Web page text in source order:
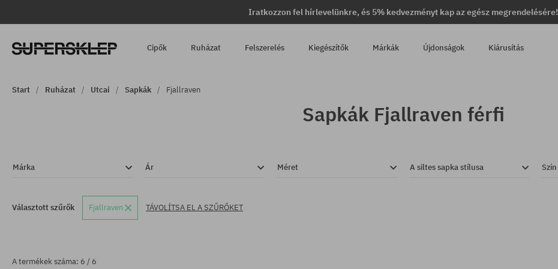
Iratkozzon fel hírlevelünkre, és 5% kedvezményt kap az egész megrendelésére!
Cipők Ruházat Felszerelés Kiegészítők Márkák Újdonságok Kiárusítás
Start Ruházat Utcai Sapkák Fjallraven
Sapkák Fjallraven férfi
Márka Ár Méret A siltes sapka stílusa Szín
Választott szűrők Fjallraven TÁVOLÍTSA EL A SZŰRŐKET
A termékek száma: 6 / 6